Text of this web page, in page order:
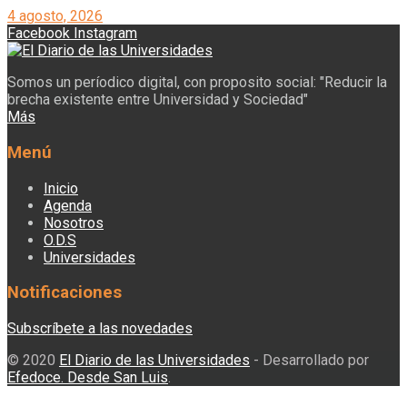
4 agosto, 2026
Facebook Instagram
Somos un períodico digital, con proposito social: "Reducir la
brecha existente entre Universidad y Sociedad"
Más
Menú
Inicio
Agenda
Nosotros
O.D.S
Universidades
Notificaciones
Subscríbete a las novedades
© 2020 El Diario de las Universidades - Desarrollado por
Efedoce. Desde San Luis.